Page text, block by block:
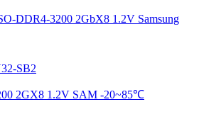
DDR4-3200 2GbX8 1.2V Samsung
SB2
2GX8 1.2V SAM -20~85℃